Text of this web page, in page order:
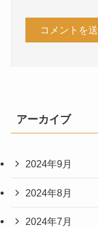
アーカイブ
2024年9月
2024年8月
2024年7月